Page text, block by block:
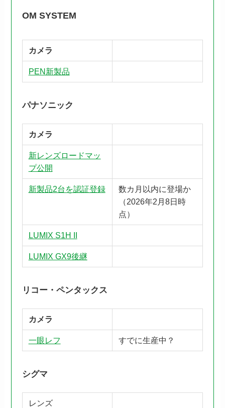
OM SYSTEM
カメラ
PEN新製品
パナソニック
カメラ
新レンズロードマッ
プ公開
新製品2台を認証登録
数カ月以内に登場か
（2026年2月8日時
点）
LUMIX S1H II
LUMIX GX9後継
リコー・ペンタックス
カメラ
一眼レフ すでに生産中？
シグマ
レンズ